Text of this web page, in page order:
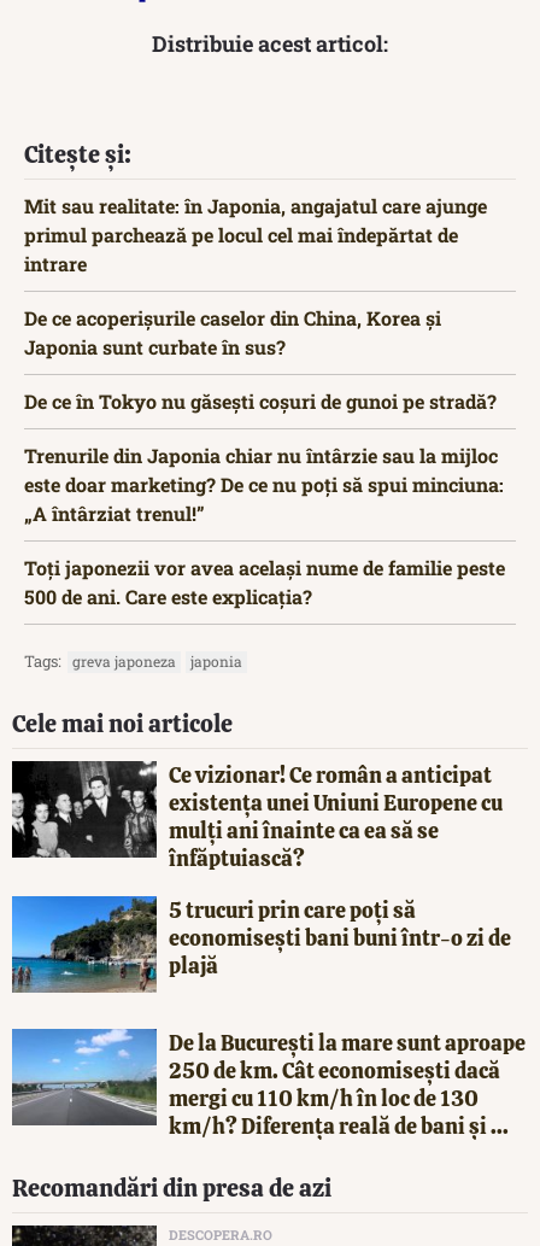
Distribuie acest articol:
Citește și:
Mit sau realitate: în Japonia, angajatul care ajunge
primul parchează pe locul cel mai îndepărtat de
intrare
De ce acoperișurile caselor din China, Korea și
Japonia sunt curbate în sus?
De ce în Tokyo nu găsești coșuri de gunoi pe stradă?
Trenurile din Japonia chiar nu întârzie sau la mijloc
este doar marketing? De ce nu poți să spui minciuna:
„A întârziat trenul!”
Toți japonezii vor avea același nume de familie peste
500 de ani. Care este explicația?
Tags: greva japoneza japonia
Cele mai noi articole
Ce vizionar! Ce român a anticipat
existența unei Uniuni Europene cu
mulți ani înainte ca ea să se
înfăptuiască?
5 trucuri prin care poți să
economisești bani buni într-o zi de
plajă
De la București la mare sunt aproape
250 de km. Cât economisești dacă
mergi cu 110 km/h în loc de 130
km/h? Diferența reală de bani și ...
Recomandări din presa de azi
DESCOPERA.RO